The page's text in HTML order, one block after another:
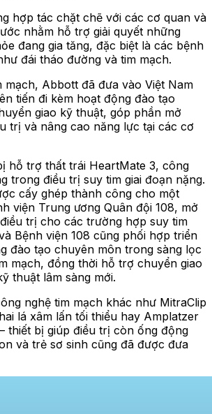
hợp tác chặt chẽ với các cơ quan và
nhằm hỗ trợ giải quyết những
đang gia tăng, đặc biệt là các bệnh
đái tháo đường và tim mạch.
mạch, Abbott đã đưa vào Việt Nam
tiến đi kèm hoạt động đào tạo
giao kỹ thuật, góp phần mở
trị và nâng cao năng lực tại các cơ
hỗ trợ thất trái HeartMate 3, công
trong điều trị suy tim giai đoạn nặng.
cấy ghép thành công cho một
viện Trung ương Quân đội 108, mở
trị cho các trường hợp suy tim
Bệnh viện 108 cũng phối hợp triển
đào tạo chuyên môn trong sàng lọc
mạch, đồng thời hỗ trợ chuyển giao
thuật lâm sàng mới.
nghệ tim mạch khác như MitraClip
lá xâm lấn tối thiểu hay Amplatzer
thiết bị giúp điều trị còn ống động
và trẻ sơ sinh cũng đã được đưa